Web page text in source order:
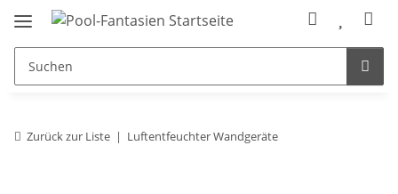
Zurück zur Liste Luftentfeuchter Wandgeräte